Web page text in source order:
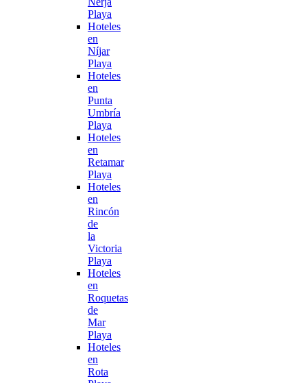
Playa
Hoteles
en
Níjar
Playa
Hoteles
en
Punta
Umbría
Playa
Hoteles
en
Retamar
Playa
Hoteles
en
Rincón
de
la
Victoria
Playa
Hoteles
en
Roquetas
de
Mar
Playa
Hoteles
en
Rota